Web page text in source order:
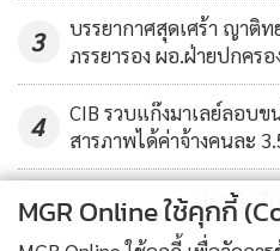
สำหรับตรวจสอบหรือจำกัดการ
ปล่อยชั่วคราวโดยศาล หรือ “ศูน
งานในศูนย์ช่วงเวลากลางคืนทำ
เท้าอิเล็กทรอนิกส์ (EM) และได้
วันที่ 5 – 9 เมษายน 2563 เวลา
ข้อเท้าอิเล็กทรอนิกส์ (EM) ใช้คว
กิโลเมตร/ชั่วโมง จำนวนทั้งสิ้น
3
บรรยากาศสุดเศร้า ญาติ
ภรรยารอง ผอ.ฝ่ายปกครอ
4
CIB รวบแก๊งมาเลย์ลอบ
สารภาพได้ค่าจ้างคนละ
ข่าวอื่น
MGR Online ใช้คุกกี้